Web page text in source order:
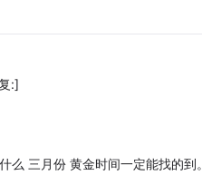
:]
么 三月份 黄金时间一定能找的到。